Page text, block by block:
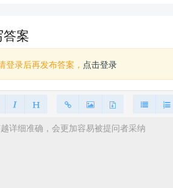
案
登录后再发布答案， 点击登录